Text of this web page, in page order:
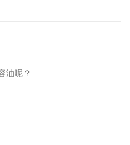
油呢？